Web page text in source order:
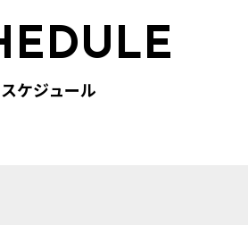
スケジュール